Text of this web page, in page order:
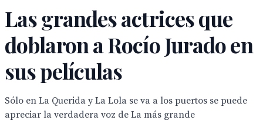
Las grandes actrices que
doblaron a Rocío Jurado en
sus películas
Sólo en La Querida y La Lola se va a los puertos se puede
apreciar la verdadera voz de La más grande